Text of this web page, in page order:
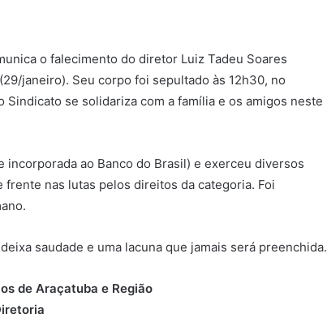
o falecimento do diretor Luiz Tadeu Soares
janeiro). Seu corpo foi sepultado às 12h30, no
se solidariza com a família e os amigos neste
ao Banco do Brasil) e exerceu diversos
nas lutas pelos direitos da categoria. Foi
saudade e uma lacuna que jamais será preenchida.
de Araçatuba e Região